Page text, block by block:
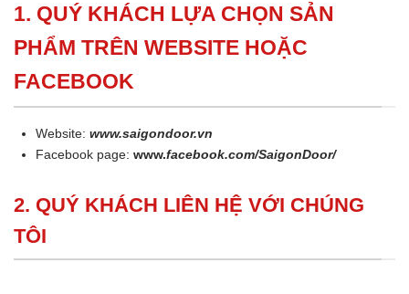
1. QUÝ KHÁCH LỰA CHỌN SẢN
PHẨM TRÊN WEBSITE HOẶC
FACEBOOK
Website:www.saigondoor.vn
Facebook page:www.facebook.com/SaigonDoor/
2. QUÝ KHÁCH LIÊN HỆ VỚI CHÚNG
TÔI